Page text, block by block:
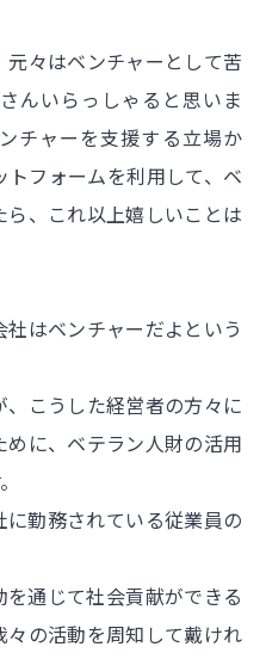
々はベンチャーとして苦
んいらっしゃると思いま
チャーを支援する立場か
フォームを利用して、ベ
、これ以上嬉しいことは
はベンチャーだよという
こうした経営者の方々に
に、ベテラン人財の活用
勤務されている従業員の
通じて社会貢献ができる
の活動を周知して戴けれ